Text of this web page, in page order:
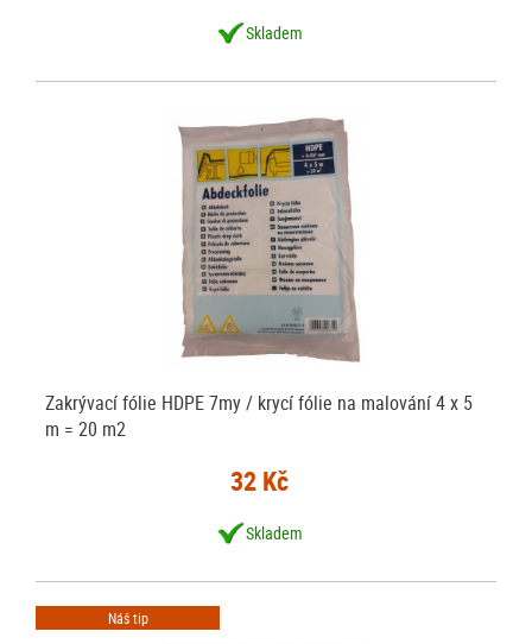
Skladem
Zakrývací fólie HDPE 7my / krycí fólie na malování 4 x 5
m = 20 m2
32 Kč
Skladem
Náš tip